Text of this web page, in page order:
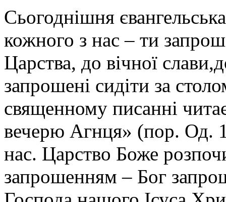
Сьогоднішня
кожного з нас – ти
Царства, до вічної
запрошені сидіти за
священному писанні
вечерю Агнця» (пор. Од.
нас. Царство Боже
запрошенням – Бог